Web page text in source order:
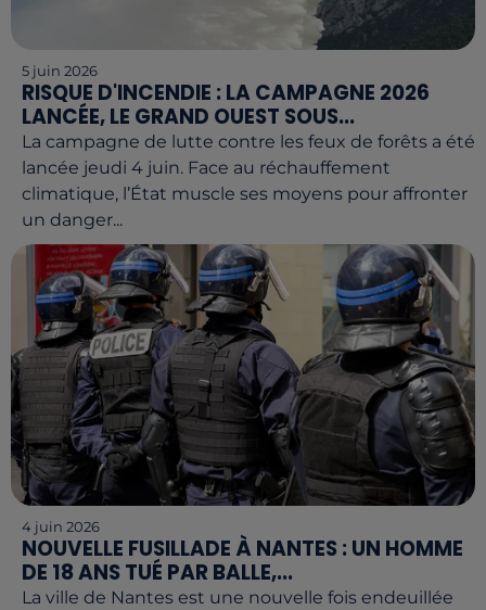
5 juin 2026
RISQUE D'INCENDIE : LA CAMPAGNE 2026
LANCÉE, LE GRAND OUEST SOUS...
La campagne de lutte contre les feux de forêts a été
lancée jeudi 4 juin. Face au réchauffement
climatique, l’État muscle ses moyens pour affronter
un danger...
4 juin 2026
NOUVELLE FUSILLADE À NANTES : UN HOMME
DE 18 ANS TUÉ PAR BALLE,...
La ville de Nantes est une nouvelle fois endeuillée